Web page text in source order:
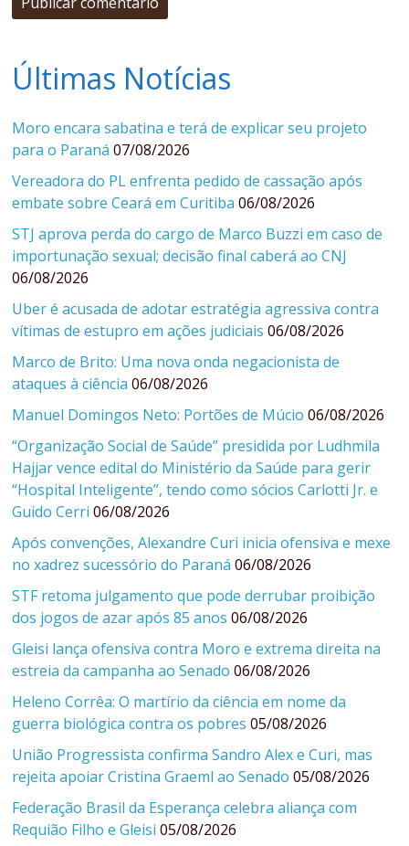
Últimas Notícias
Moro encara sabatina e terá de explicar seu projeto
para o Paraná 07/08/2026
Vereadora do PL enfrenta pedido de cassação após
embate sobre Ceará em Curitiba 06/08/2026
STJ aprova perda do cargo de Marco Buzzi em caso de
importunação sexual; decisão final caberá ao CNJ
06/08/2026
Uber é acusada de adotar estratégia agressiva contra
vítimas de estupro em ações judiciais 06/08/2026
Marco de Brito: Uma nova onda negacionista de
ataques à ciência 06/08/2026
Manuel Domingos Neto: Portões de Múcio 06/08/2026
“Organização Social de Saúde” presidida por Ludhmila
Hajjar vence edital do Ministério da Saúde para gerir
“Hospital Inteligente”, tendo como sócios Carlotti Jr. e
Guido Cerri 06/08/2026
Após convenções, Alexandre Curi inicia ofensiva e mexe
no xadrez sucessório do Paraná 06/08/2026
STF retoma julgamento que pode derrubar proibição
dos jogos de azar após 85 anos 06/08/2026
Gleisi lança ofensiva contra Moro e extrema direita na
estreia da campanha ao Senado 06/08/2026
Heleno Corrêa: O martírio da ciência em nome da
guerra biológica contra os pobres 05/08/2026
União Progressista confirma Sandro Alex e Curi, mas
rejeita apoiar Cristina Graeml ao Senado 05/08/2026
Federação Brasil da Esperança celebra aliança com
Requião Filho e Gleisi 05/08/2026